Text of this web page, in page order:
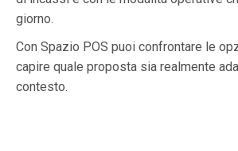
giorno.
Con Spazio POS puoi confrontare le
capire quale proposta sia realmente
contesto.